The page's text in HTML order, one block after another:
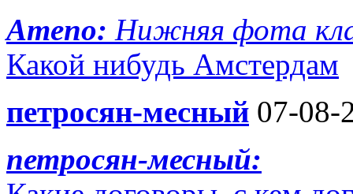
Ameno: Нижняя фота
Какой нибудь Амстердам
петросян-месный 07-08-
петросян-месный: